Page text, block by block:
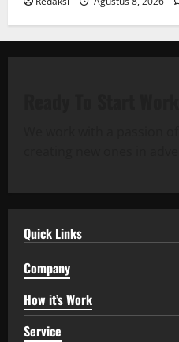
Quick Links
Company
How it’s Work
Service